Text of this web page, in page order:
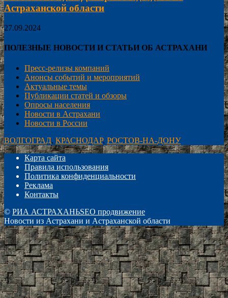
Астраханской области
27.09.2024
ПОЛЕЗНЫЕ НОВОСТИ И СТАТЬИ ОБ АСТРАХАНИ
Пресс-релизы компаний
Анонсы событий и мероприятий
Актуальные темы
Публикации статей и обзоры
Опросы населения
Новости в Астрахани
Новости в России
ВОЛГОГРАД, КРАСНОДАР, РОСТОВ-НА-ДОНУ
Карта сайта
Правила использования
Политика конфиденциальности
Реклама
Контакты
© РИА АСТРАХАНЬSEO продвижение
Новости из Астрахани и Астраханской области